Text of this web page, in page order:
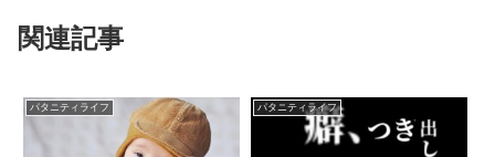
関連記事
パタニティライフ パタニティライフ